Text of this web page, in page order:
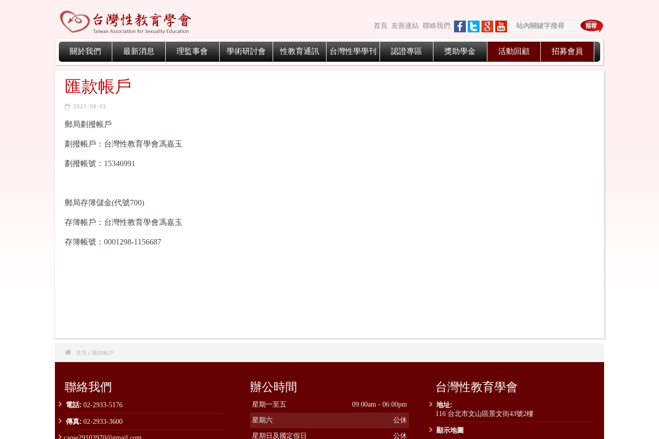
首頁 友善連結 聯絡我們
關於我們 最新消息 理監事會 學術研討會 性教育通訊 台灣性學學刊 認證專區 獎助學金 活動回顧 招募會員
匯款帳戶
2021-08-02
郵局劃撥帳戶
劃撥帳戶：台灣性教育學會馮嘉玉
劃撥帳號：15346991
郵局存簿儲金(代號700)
存簿帳戶：台灣性教育學會馮嘉玉
存簿帳號：0001298-1156687
 首頁 / 匯款帳戶
聯絡我們
電話: 02-2933-5176
傳真: 02-2933-3600
辦公時間
星期一至五 09:00am - 06:00pm
星期六 公休
星期日及國定假日 公休
台灣性教育學會
地址:
116 台北市文山區景文街43號2樓
顯示地圖